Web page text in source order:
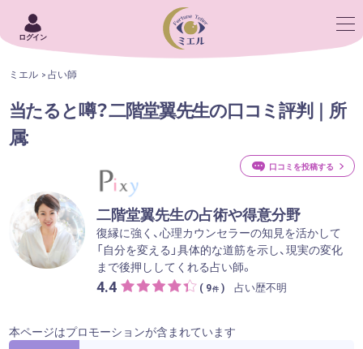
ログイン
ミエル 占い師
当たると噂？二階堂翼先生の口コミ評判｜所
属:
二階堂翼先生の占術や得意分野
復縁に強く、心理カウンセラーの知見を活かして
「自分を変える」具体的な道筋を示し、現実の変化
まで後押ししてくれる占い師。
4.4 ( 9件 ) 占い歴不明
口コミを投稿する
本ページはプロモーションが含まれています